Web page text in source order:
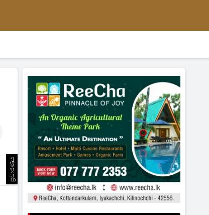
ප්‍රචාරණය